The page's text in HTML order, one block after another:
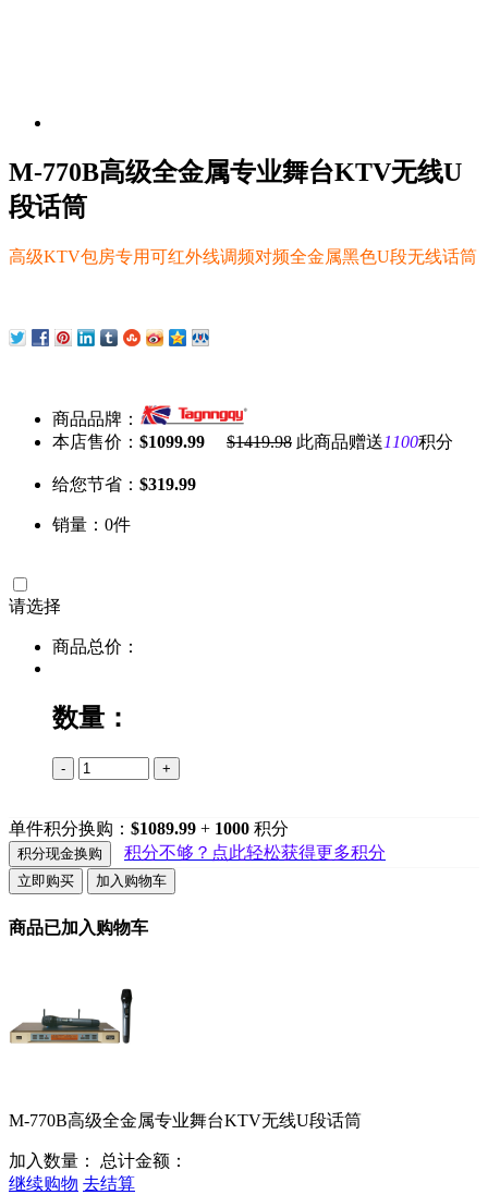
M-770B高级全金属专业舞台KTV无线U
段话筒
高级KTV包房专用可红外线调频对频全金属黑色U段无线话筒
商品品牌：
本店售价： $1099.99 $1419.98 此商品赠送1100积分
给您节省： $319.99
销量：0件
请选择
商品总价：
数量：
- +
单件积分换购： $1089.99 + 1000 积分
积分现金换购 积分不够？点此轻松获得更多积分
立即购买 加入购物车
商品已加入购物车
M-770B高级全金属专业舞台KTV无线U段话筒
加入数量： 总计金额：
继续购物 去结算